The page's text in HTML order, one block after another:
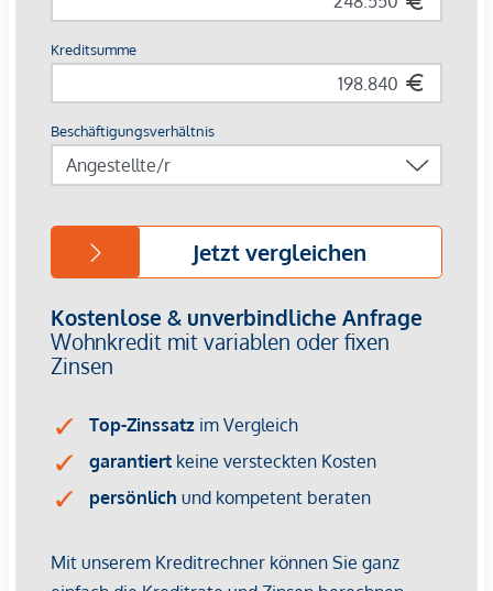
bewirtschaftete Almen, 1.200 km Bikerouten und 1.400 km
Wanderstrecken untermauern die schier unendlich
erscheinenden Freizeitmöglichkeiten. Die Gebiete
Fahrtminuten vom Neubauprojekt entfernt. Durch die Lage
Ihres neuen Zuhauses wirkt die Bewältigung des Alltags
Kindergarten und sämtliche Nahversorger in unmittelbarer
Nähe befinden. Des Weiteren liegt das Zillertaler
Kletterzentrum oder der Freizeitpark Aufenfeld, welcher über
Möglichkeiten zum Entspannen verfügt, weniger als 2 km
entfernt.
JETZT: Sorgenfreie Finanzierung für Ihre
Eigentumswohnung!
Die Finanzierung Ihrer Traum-Eigentumswohnung sollte
Zugang zu Finanzierungsexperten, die es möglich machen.
Egal, ob Sie zum ersten Mal kaufen oder Ihre Investitionen